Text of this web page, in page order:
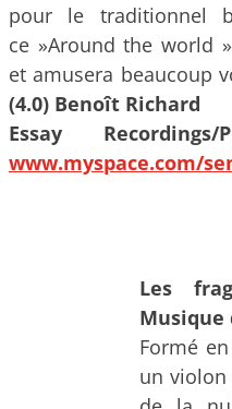
pour le traditionnel
ce »Around the world
et amusera beaucoup
(4.0) Benoît Richard
Essay
www.myspace.com/
Les
Musique
Formé
un violon